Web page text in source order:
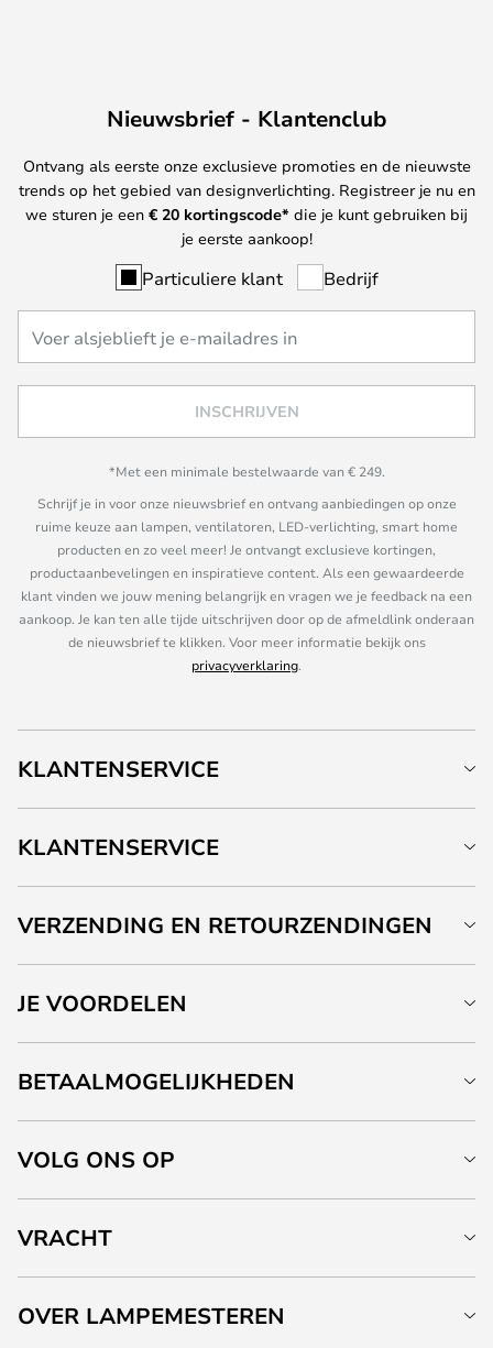
Nieuwsbrief - Klantenclub
Ontvang als eerste onze exclusieve promoties en de nieuwste
trends op het gebied van designverlichting. Registreer je nu en
we sturen je een € 20 kortingscode* die je kunt gebruiken bij
je eerste aankoop!
Particuliere klant Bedrijf
INSCHRIJVEN
*Met een minimale bestelwaarde van € 249.
Schrijf je in voor onze nieuwsbrief en ontvang aanbiedingen op onze
ruime keuze aan lampen, ventilatoren, LED-verlichting, smart home
producten en zo veel meer! Je ontvangt exclusieve kortingen,
productaanbevelingen en inspiratieve content. Als een gewaardeerde
klant vinden we jouw mening belangrijk en vragen we je feedback na een
aankoop. Je kan ten alle tijde uitschrijven door op de afmeldlink onderaan
de nieuwsbrief te klikken. Voor meer informatie bekijk ons
privacyverklaring.
KLANTENSERVICE
KLANTENSERVICE
VERZENDING EN RETOURZENDINGEN
JE VOORDELEN
BETAALMOGELIJKHEDEN
VOLG ONS OP
VRACHT
OVER LAMPEMESTEREN